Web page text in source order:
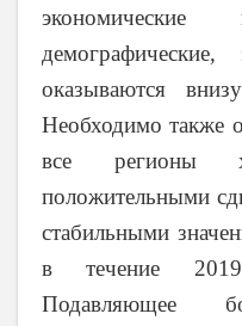
экономические
оказываются
Необходимо также
все регионы
положительными
стабильными
в течение
Подавляющее